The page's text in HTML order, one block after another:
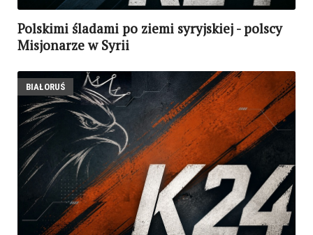
Polskimi śladami po ziemi syryjskiej - polscy
Misjonarze w Syrii
BIAŁORUŚ